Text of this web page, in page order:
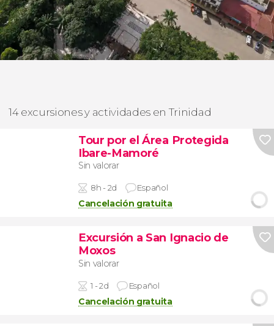
14 excursiones y actividades en Trinidad
Tour por el Área Protegida
Ibare-Mamoré
Sin valorar
8h - 2d Español
Cancelación gratuita
Excursión a San Ignacio de
Moxos
Sin valorar
1 - 2d Español
Cancelación gratuita